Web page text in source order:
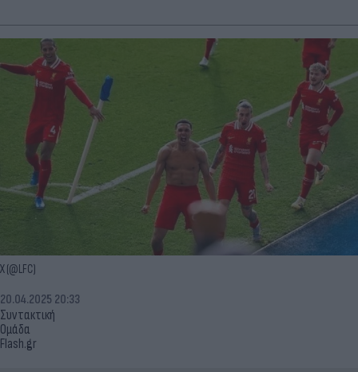
X (@LFC)
Συντακτική
Ομάδα
Flash.gr
20.04.2025 20:33